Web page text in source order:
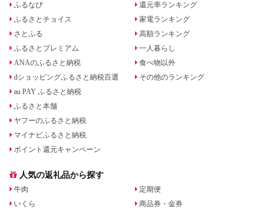
ふるなび
ふるさとチョイス
さとふる
ふるさとプレミアム
ANAのふるさと納税
dショッピングふるさと納税百選
au PAY ふるさと納税
ふるさと本舗
ヤフーのふるさと納税
マイナビふるさと納税
ポイント還元キャンペーン
還元率ランキング
家電ランキング
高額ランキング
一人暮らし
食べ物以外
その他のランキング
人気の返礼品から探す
牛肉
いくら
定期便
商品券・金券